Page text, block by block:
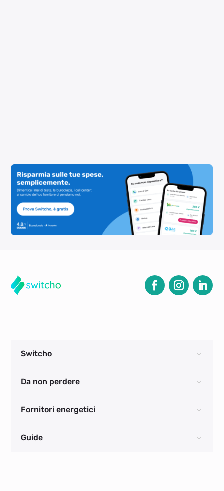
Switcho
Da non perdere
Fornitori energetici
Guide